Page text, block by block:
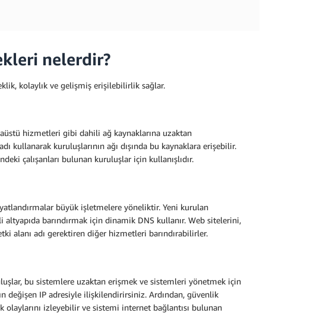
nelerdir?
kolaylık ve gelişmiş erişilebilirlik sağlar.
hizmetleri gibi dahili ağ kaynaklarına uzaktan
kullanarak kuruluşlarının ağı dışında bu kaynaklara erişebilir.
çalışanları bulunan kuruluşlar için kullanışlıdır.
büyük işletmelere yöneliktir. Yeni kurulan
barındırmak için dinamik DNS kullanır. Web sitelerini,
alanı adı gerektiren diğer hizmetleri barındırabilirler.
bu sistemlere uzaktan erişmek ve sistemleri yönetmek için
değişen IP adresiyle ilişkilendirirsiniz. Ardından, güvenlik
izleyebilir ve sistemi internet bağlantısı bulunan